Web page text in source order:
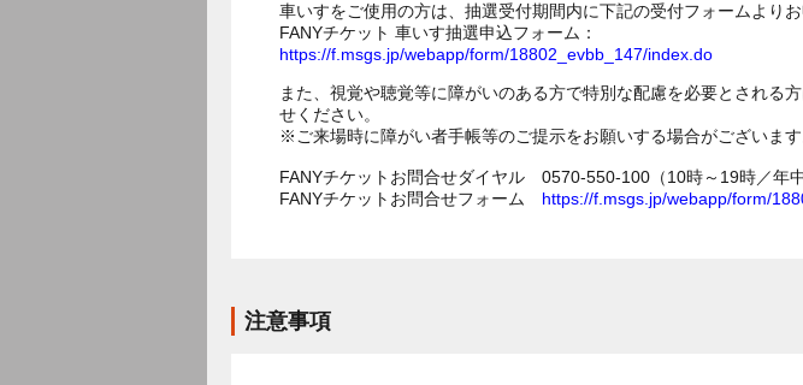
車いすをご使用の方は、抽選受付期間内に下記の受付フォームよりお
FANYチケット 車いす抽選申込フォーム：
https://f.msgs.jp/webapp/form/18802_evbb_147/index.do
また、視覚や聴覚等に障がいのある方で特別な配慮を必要とされる
せください。
※ご来場時に障がい者手帳等のご提示をお願いする場合がございます
FANYチケットお問合せダイヤル 0570-550-100（10時～19時／年中
FANYチケットお問合せフォーム https://f.msgs.jp/webapp/form/
注意事項